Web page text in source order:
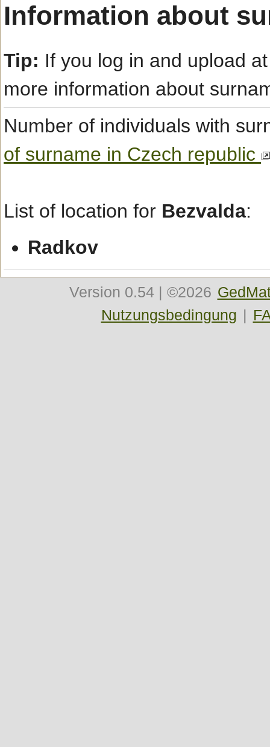
Information about
Tip: If you log in and upload
more information about
Number of individuals with
of surname in Czech republic
List of location for Bezvalda:
Radkov
Version 0.54 | ©2026
Nutzungsbedingung |